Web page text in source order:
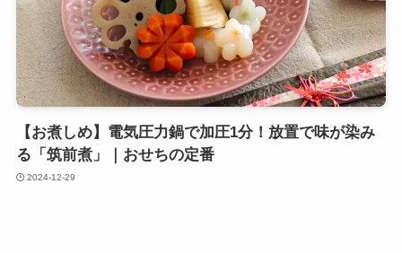
【お煮しめ】電気圧力鍋で加圧1分！放置で味が染み
る「筑前煮」｜おせちの定番
2024-12-29